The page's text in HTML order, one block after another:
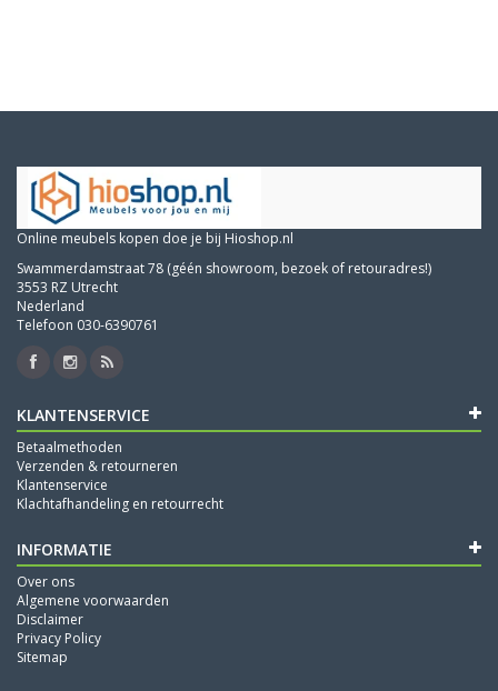
Online meubels kopen doe je bij Hioshop.nl
Swammerdamstraat 78 (géén showroom, bezoek of retouradres!)
3553 RZ Utrecht
Nederland
Telefoon 030-6390761
KLANTENSERVICE
Betaalmethoden
Verzenden & retourneren
Klantenservice
Klachtafhandeling en retourrecht
INFORMATIE
Over ons
Algemene voorwaarden
Disclaimer
Privacy Policy
Sitemap